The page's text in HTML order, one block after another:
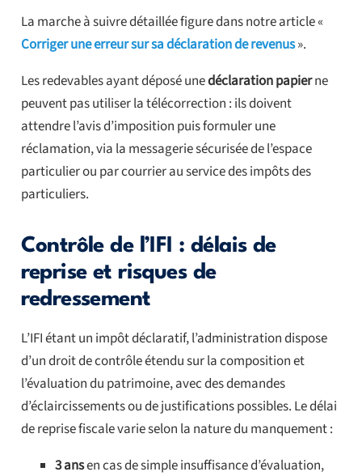
La marche à suivre détaillée figure dans notre article «
Corriger une erreur sur sa déclaration de revenus».
Les redevables ayant déposé unedéclaration papierne
peuvent pas utiliser la télécorrection : ils doivent
attendre l’avis d’imposition puis formuler une
réclamation, via la messagerie sécurisée de l’espace
particulier ou par courrier au service des impôts des
particuliers.
Contrôle de l’IFI : délais de
reprise et risques de
redressement
L’IFI étant un impôt déclaratif, l’administration dispose
d’un droit de contrôle étendu sur la composition et
l’évaluation du patrimoine, avec des demandes
d’éclaircissements ou de justifications possibles. Le délai
de reprise fiscale varie selon la nature du manquement :
3 ansen cas de simple insuffisance d’évaluation,